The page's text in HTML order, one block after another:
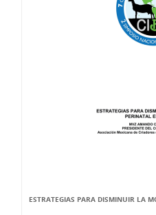
ESTRATEGIAS PARA DISMINUIR LA